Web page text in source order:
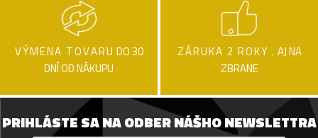
VÝMENA TOVARU DO 30
DNÍ OD NÁKUPU
ZÁRUKA 2 ROKY . AJ NA
ZBRANE
PRIHLÁSTE SA NA ODBER NÁŠHO NEWSLETTRA